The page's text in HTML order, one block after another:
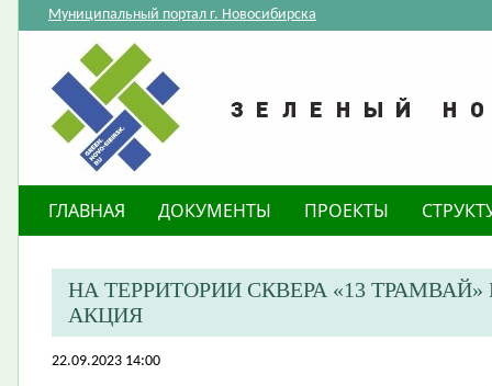
Муниципальный портал г. Новосибирска
ГЛАВНАЯ ДОКУМЕНТЫ ПРОЕКТЫ
НА ТЕРРИТОРИИ СКВЕРА «13
АКЦИЯ
22.09.2023 14:00